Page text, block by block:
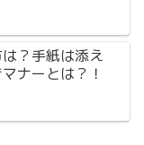
？手紙は添え
ナーとは？！